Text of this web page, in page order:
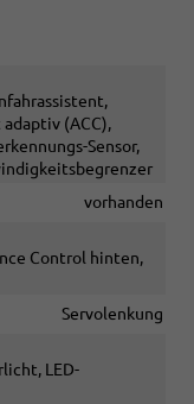
(ACC),
Sensor,
vorhanden
Control hinten,
Servolenkung
LED-